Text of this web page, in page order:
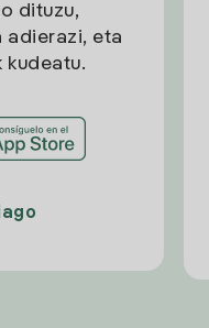
dituzu,
adierazi, eta
kudeatu.